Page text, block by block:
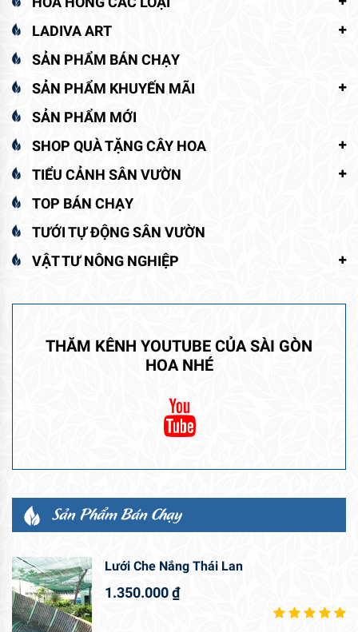
LADIVA ART
SẢN PHẨM BÁN CHẠY
SẢN PHẨM KHUYẾN MÃI
SẢN PHẨM MỚI
SHOP QUÀ TẶNG CÂY HOA
TIỂU CẢNH SÂN VƯỜN
TOP BÁN CHẠY
TƯỚI TỰ ĐỘNG SÂN VƯỜN
VẬT TƯ NÔNG NGHIỆP
THĂM KÊNH YOUTUBE CỦA SÀI GÒN
HOA NHÉ
Sản Phẩm Bán Chạy
Lưới Che Nắng Thái Lan
1.350.000₫